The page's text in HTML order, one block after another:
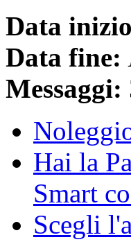
Data
Data fine:
Messaggi:
Hai la
Smart
Scegli